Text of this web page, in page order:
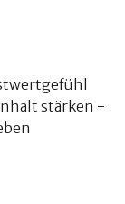
stärken -